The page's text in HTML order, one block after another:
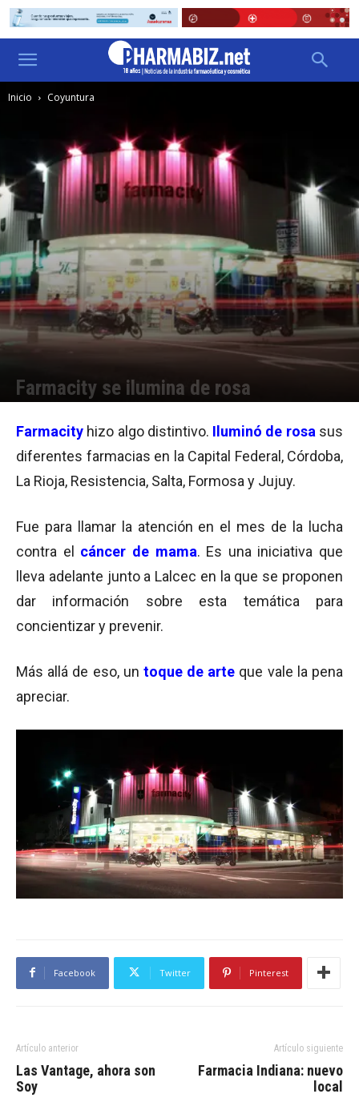
Inicio Coyuntura
Farmacity se ilumina de rosa
Farmacity hizo algo distintivo. Iluminó de rosa sus
diferentes farmacias en la Capital Federal, Córdoba,
La Rioja, Resistencia, Salta, Formosa y Jujuy.
Fue para llamar la atención en el mes de la lucha
contra el cáncer de mama. Es una iniciativa que
lleva adelante junto a Lalcec en la que se proponen
dar información sobre esta temática para
concientizar y prevenir.
Más allá de eso, un toque de arte que vale la pena
apreciar.
Facebook Twitter Pinterest
Artículo anterior
Las Vantage, ahora son
Soy
Artículo siguiente
Farmacia Indiana: nuevo
local